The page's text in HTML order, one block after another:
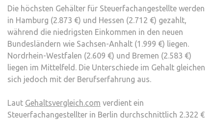
Die höchsten Gehälter für Steuerfachangestellte werden
in Hamburg (2.873 €) und Hessen (2.712 €) gezahlt,
während die niedrigsten Einkommen in den neuen
Bundesländern wie Sachsen-Anhalt (1.999 €) liegen.
Nordrhein-Westfalen (2.609 €) und Bremen (2.583 €)
liegen im Mittelfeld. Die Unterschiede im Gehalt gleichen
sich jedoch mit der Berufserfahrung aus.
Laut Gehaltsvergleich.com verdient ein
Steuerfachangestellter in Berlin durchschnittlich 2.322 €